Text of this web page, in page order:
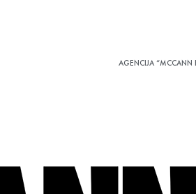
AGENCIJA “MCCANN